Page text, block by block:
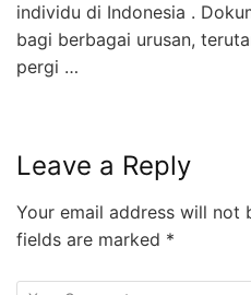
individu di Indonesia .
bagi berbagai urusan,
pergi …
Leave a Reply
Your email address will not
fields are marked *